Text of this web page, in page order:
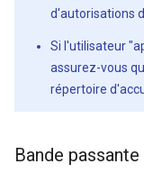
d'autorisations
Si l'utilisateur
assurez-vous
répertoire
Bande